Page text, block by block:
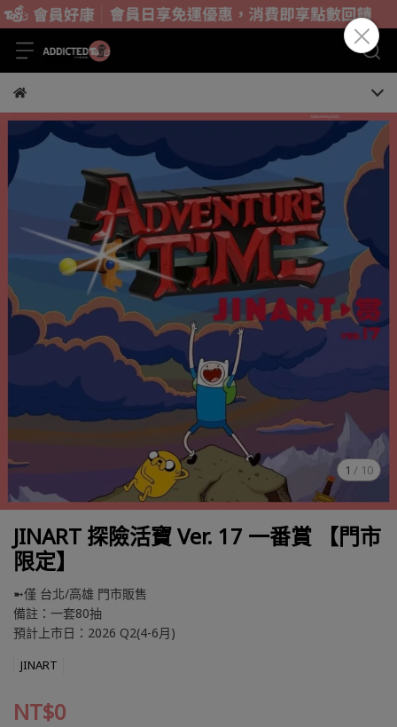
1 / 10
JINART 探險活寶 Ver. 17 一番賞 【門市
限定】
➼僅 台北/高雄 門市販售
備註：一套80抽
預計上市日：2026 Q2(4-6月)
JINART
NT$0